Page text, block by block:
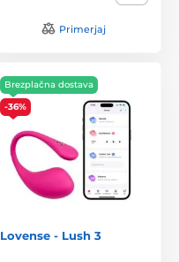
Primerjaj
Brezplačna dostava
-36%
Lovense - Lush 3